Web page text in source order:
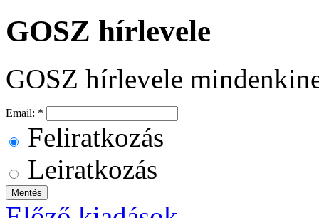
GOSZ hírlevele
GOSZ hírlevele
Email: *
Feliratkozás
Leiratkozás